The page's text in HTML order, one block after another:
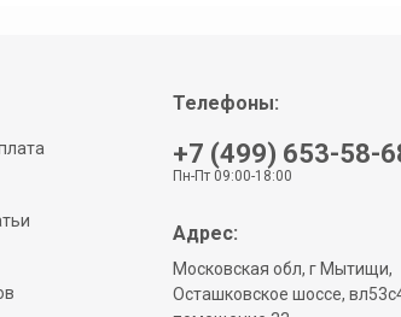
Телефоны:
+7 (499) 653-58-
Пн-Пт 09:00-18:00
Адрес:
Московская обл, г Мытищи,
Осташковское шоссе,